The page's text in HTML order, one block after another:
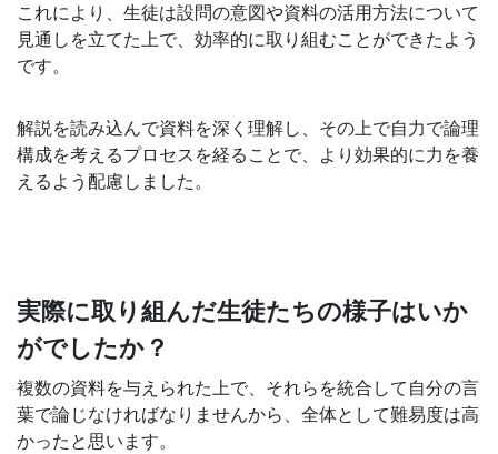
校
場
を
援
す
る
これにより、生徒は設問の意図や資料の活用方法について
見通しを立てた上で、効率的に取り組むことができたよう
です。
解説を読み込んで資料を深く理解し、その上で自力で論理
構成を考えるプロセスを経ることで、より効果的に力を養
えるよう配慮しました。
実際に取り組んだ生徒たちの様子はいか
がでしたか？
複数の資料を与えられた上で、それらを統合して自分の言
葉で論じなければなりませんから、全体として難易度は高
かったと思います。